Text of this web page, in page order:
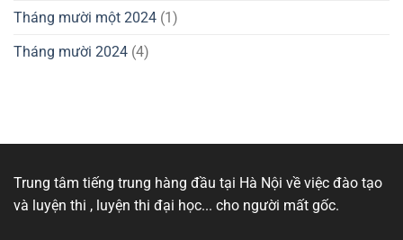
Tháng mười một 2024 (1)
Tháng mười 2024 (4)
Trung tâm tiếng trung hàng đầu tại Hà Nội về việc đào tạo
và luyện thi , luyện thi đại học... cho người mất gốc.